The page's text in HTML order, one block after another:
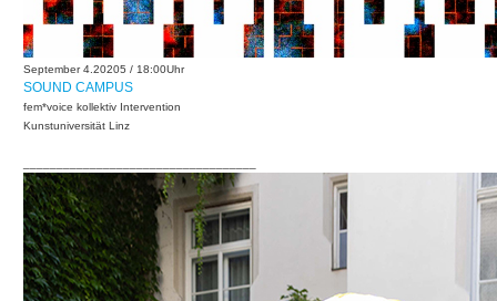
September 4.20205 / 18:00Uhr
SOUND CAMPUS
fem*voice kollektiv Intervention
Kunstuniversität Linz